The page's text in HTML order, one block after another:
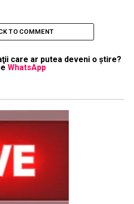
TO COMMENT
care ar putea deveni o ştire?
WhatsApp